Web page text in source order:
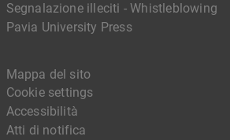
Segnalazione illeciti - Whistleblowing
Pavia University Press
Mappa del sito
Cookie settings
Accessibilità
Atti di notifica